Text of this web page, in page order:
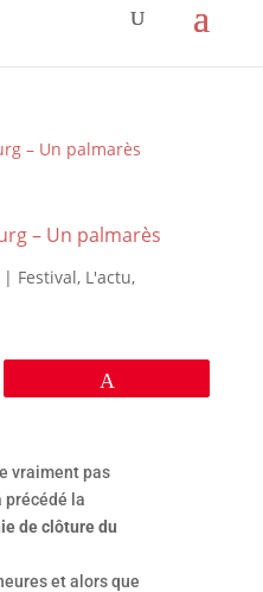
– Un palmarès
Festival, L'actu,
vraiment pas
précédé la
de clôture du
et alors que